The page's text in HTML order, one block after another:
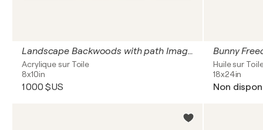
Landscape Backwoods with path Imagined
Acrylique sur Toile
8x10in
1 000 $US
Bunny
Huile sur
18x24in
Non